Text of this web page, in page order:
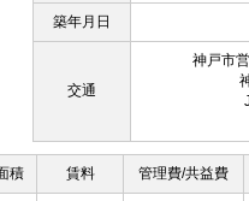
築年月日
交通
神戸市
積 賃料 管理費/共益費